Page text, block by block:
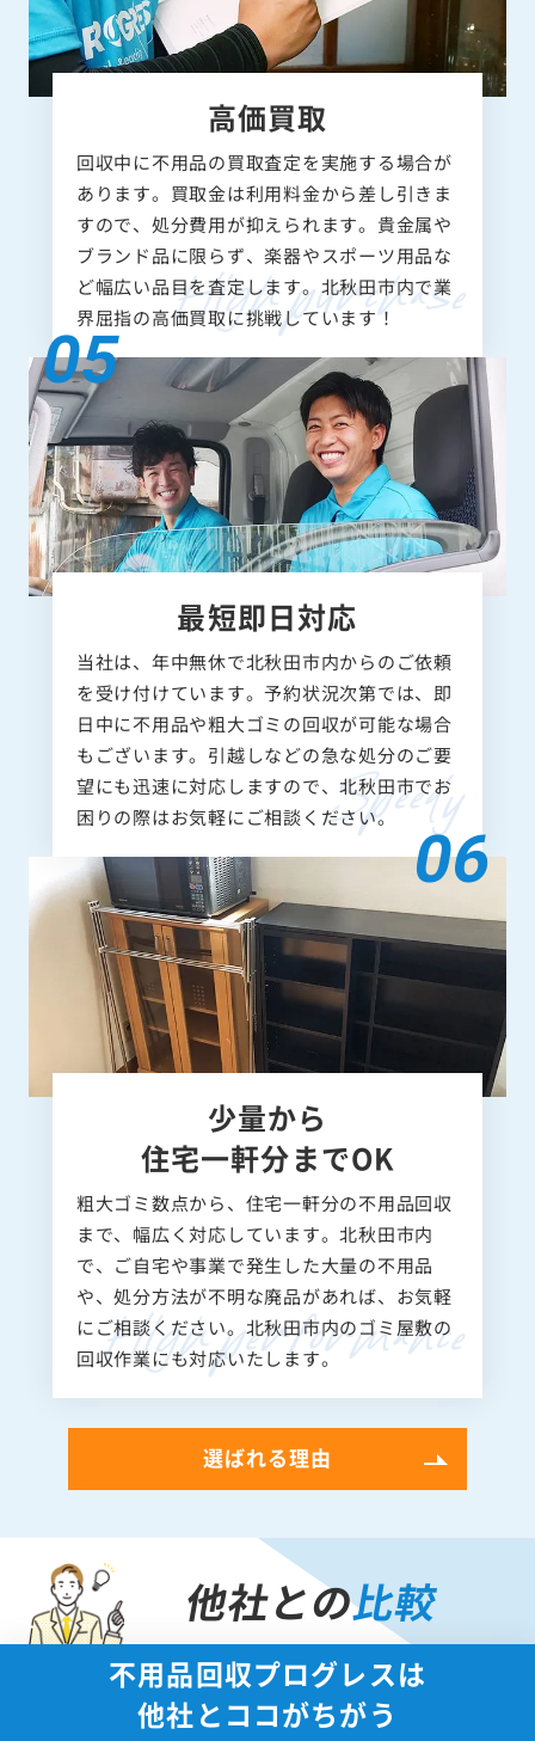
高価買取
回収中に不用品の買取査定を実施する場合が
あります。買取金は利用料金から差し引きま
すので、処分費用が抑えられます。貴金属や
ブランド品に限らず、楽器やスポーツ用品な
ど幅広い品目を査定します。北秋田市内で業
界屈指の高価買取に挑戦しています！
最短即日対応
当社は、年中無休で北秋田市内からのご依頼
を受け付けています。予約状況次第では、即
日中に不用品や粗大ゴミの回収が可能な場合
もございます。引越しなどの急な処分のご要
望にも迅速に対応しますので、北秋田市でお
困りの際はお気軽にご相談ください。
少量から
住宅一軒分までOK
粗大ゴミ数点から、住宅一軒分の不用品回収
まで、幅広く対応しています。北秋田市内
で、ご自宅や事業で発生した大量の不用品
や、処分方法が不明な廃品があれば、お気軽
にご相談ください。北秋田市内のゴミ屋敷の
回収作業にも対応いたします。
選ばれる理由
他社との比較
不用品回収プログレスは
他社とココがちがう